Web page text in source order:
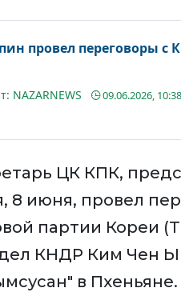
провел переговоры
NAZARNEWS 09.06.2026, 10:38
ЦК КПК,
8 июня, провел
партии Кореи
КНДР Ким Чен
в